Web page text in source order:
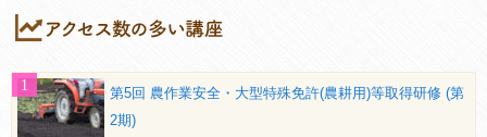
第5回 農作業安全・大型特殊免許(農耕用)等取得研修 (第
2期)